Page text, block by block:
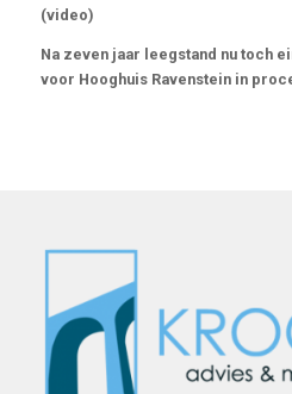
(video)
Na zeven jaar leegstand nu toch
voor Hooghuis Ravenstein in